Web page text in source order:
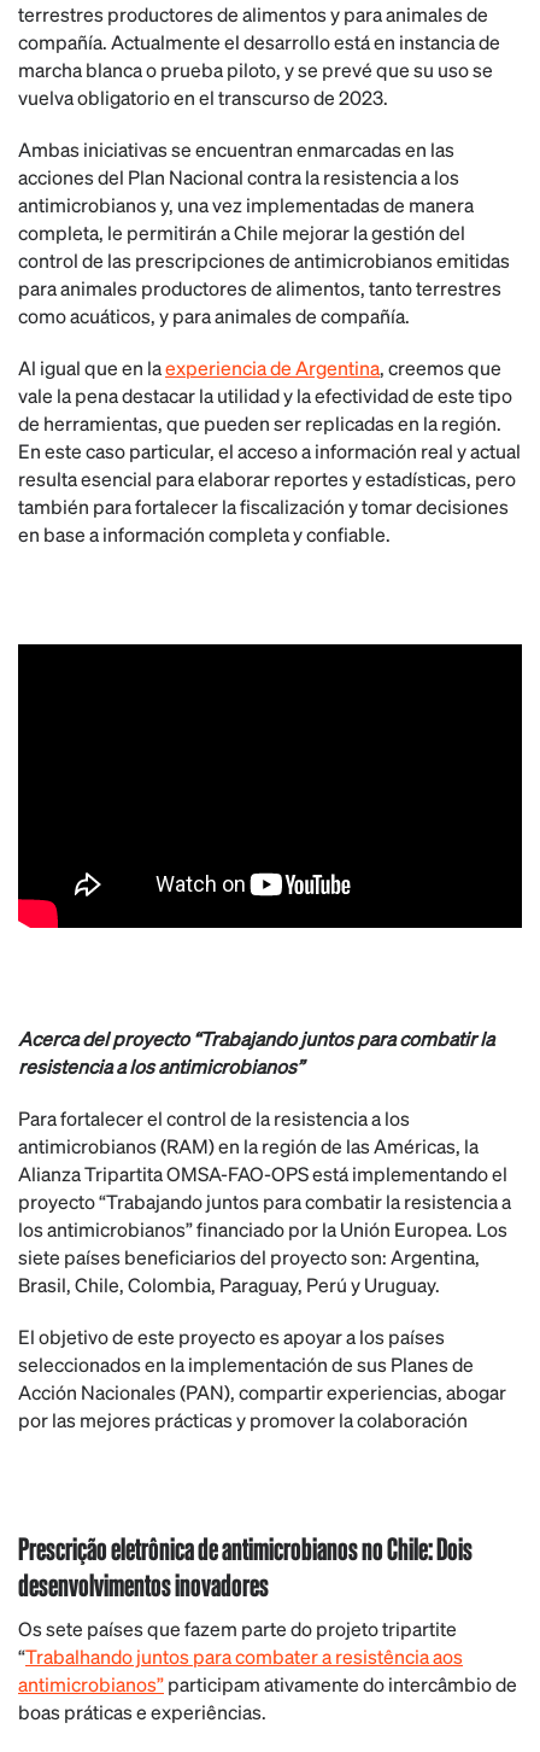
terrestres productores de alimentos y para animales de
compañía. Actualmente el desarrollo está en instancia de
marcha blanca o prueba piloto, y se prevé que su uso se
vuelva obligatorio en el transcurso de 2023.
Ambas iniciativas se encuentran enmarcadas en las
acciones del Plan Nacional contra la resistencia a los
antimicrobianos y, una vez implementadas de manera
completa, le permitirán a Chile mejorar la gestión del
control de las prescripciones de antimicrobianos emitidas
para animales productores de alimentos, tanto terrestres
como acuáticos, y para animales de compañía.
Al igual que en laexperiencia de Argentina, creemos que
vale la pena destacar la utilidad y la efectividad de este tipo
de herramientas, que pueden ser replicadas en la región.
En este caso particular, el acceso a información real y actual
resulta esencial para elaborar reportes y estadísticas, pero
también para fortalecer la fiscalización y tomar decisiones
en base a información completa y confiable.
Acerca del proyecto “Trabajando juntos para combatir la
resistencia a los antimicrobianos”
Para fortalecer el control de la resistencia a los
antimicrobianos (RAM) en la región de las Américas, la
Alianza Tripartita OMSA-FAO-OPS está implementando el
proyecto “Trabajando juntos para combatir la resistencia a
los antimicrobianos” financiado por la Unión Europea. Los
siete países beneficiarios del proyecto son: Argentina,
Brasil, Chile, Colombia, Paraguay, Perú y Uruguay.
El objetivo de este proyecto es apoyar a los países
seleccionados en la implementación de sus Planes de
Acción Nacionales (PAN), compartir experiencias, abogar
por las mejores prácticas y promover la colaboración
Prescrição eletrônica de antimicrobianos no Chile: Dois
desenvolvimentos inovadores
Os sete países que fazem parte do projeto tripartite
“Trabalhando juntos para combater a resistência aos
antimicrobianos”participam ativamente do intercâmbio de
boas práticas e experiências.